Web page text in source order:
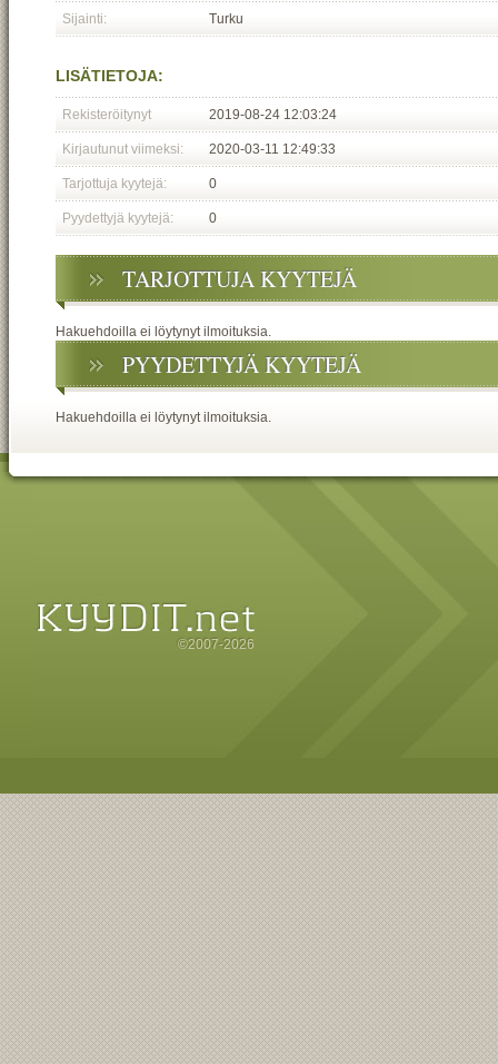
Sijainti: Turku
LISÄTIETOJA:
Rekisteröitynyt 2019-08-24 12:03:24
Kirjautunut viimeksi: 2020-03-11 12:49:33
Tarjottuja kyytejä: 0
Pyydettyjä kyytejä: 0
TARJOTTUJA KYYTEJÄ
Hakuehdoilla ei löytynyt ilmoituksia.
PYYDETTYJÄ KYYTEJÄ
Hakuehdoilla ei löytynyt ilmoituksia.
©2007-2026